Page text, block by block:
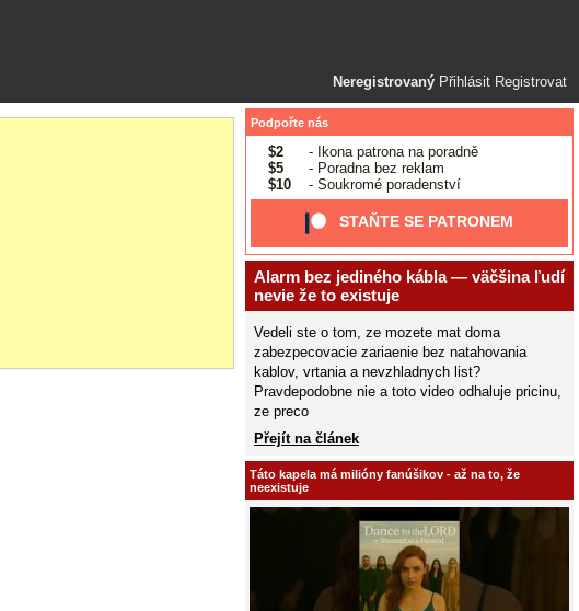
Neregistrovaný Přihlásit Registrovat
Podpořte nás
$2
- Ikona patrona na poradně
$5
- Poradna bez reklam
$10
- Soukromé poradenství
STAŇTE SE PATRONEM
Alarm bez jediného kábla — väčšina ľudí
nevie že to existuje
Vedeli ste o tom, ze mozete mat doma
zabezpecovacie zariaenie bez natahovania
kablov, vrtania a nevzhladnych list?
Pravdepodobne nie a toto video odhaluje pricinu,
ze preco
Přejít na článek
Táto kapela má milióny fanúšikov - až na to, že
neexistuje